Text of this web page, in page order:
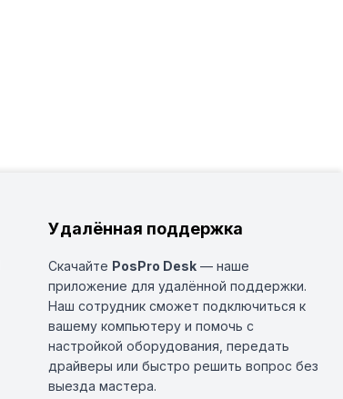
Удалённая поддержка
Скачайте PosPro Desk — наше
приложение для удалённой поддержки.
Наш сотрудник сможет подключиться к
вашему компьютеру и помочь с
настройкой оборудования, передать
драйверы или быстро решить вопрос без
выезда мастера.